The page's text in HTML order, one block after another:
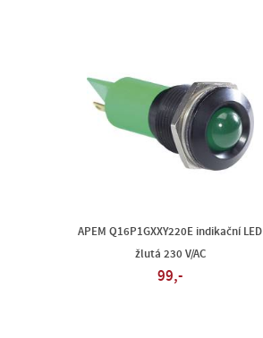
APEM Q16P1GXXY220E indikační LED
žlutá 230 V/AC
99,-